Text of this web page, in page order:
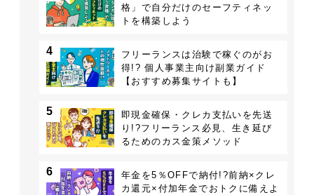
格」で自分だけのセーフティネッ
トを構築しよう
4
フリーランスは治験で稼ぐのがお
得!? 個人事業主向け副業ガイド
【おすすめ募集サイトも】
5
即現金確保・クレカ支払いを先送
り!?フリーランス必見、生き延び
るためのカス金策メソッド
6
年金を5％OFFで納付!?前納×クレ
カ還元×付加年金でおトクに備えよ